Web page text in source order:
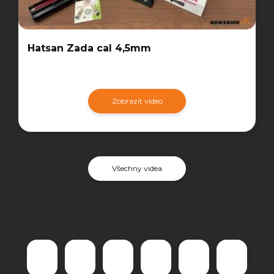
Hatsan Zada cal 4,5mm
Zobrazit video
Všechny videa